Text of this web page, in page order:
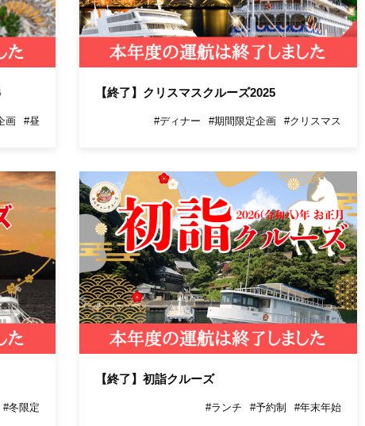
画 #昼
【終了】クリスマスクルーズ2025
#ディナー #期間限定企画 #クリスマス
#冬限定
【終了】初詣クルーズ
#ランチ #予約制 #年末年始